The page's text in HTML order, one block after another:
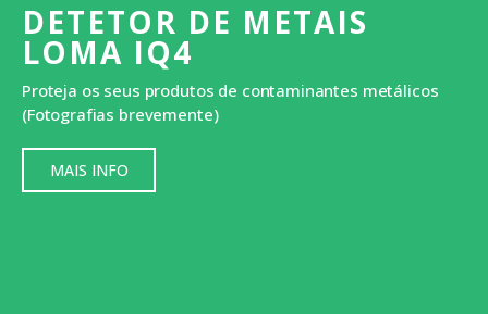
DETETOR DE METAIS
LOMA IQ4
Proteja os seus produtos de contaminantes metálicos
(Fotografias brevemente)
MAIS INFO